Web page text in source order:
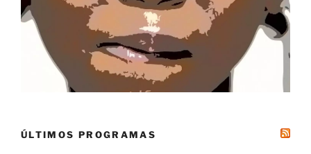
ÚLTIMOS PROGRAMAS